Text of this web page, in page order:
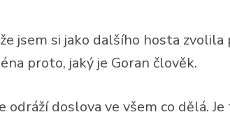
jsem si jako dalšího hosta
proto, jaký je Goran člověk.
odráží doslova ve všem co dělá.